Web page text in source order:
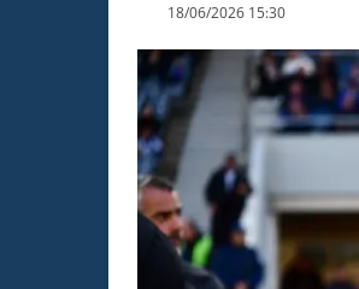
18/06/2026 15:30